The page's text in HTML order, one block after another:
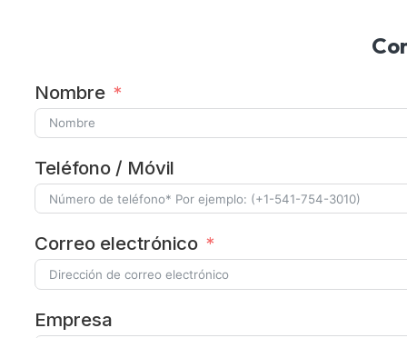
Nombre
Teléfono / Móvil
Correo electrónico
Empresa